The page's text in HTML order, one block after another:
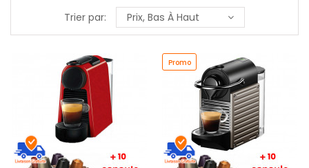
Trier par:
Prix, Bas À Haut
Promo